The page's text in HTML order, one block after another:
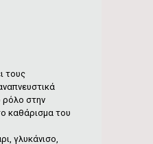
τους
ρόλο στην
καθάρισμα του
γλυκάνισο,